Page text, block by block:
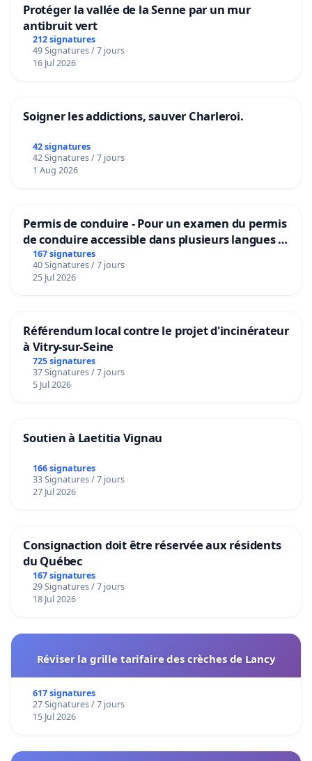
Protéger la vallée de la Senne par un mur
antibruit vert
212 signatures
49 Signatures / 7 jours
16 Jul 2026
Soigner les addictions, sauver Charleroi.
42 signatures
42 Signatures / 7 jours
1 Aug 2026
Permis de conduire - Pour un examen du permis
de conduire accessible dans plusieurs langues à
Bruxelles
167 signatures
40 Signatures / 7 jours
25 Jul 2026
Référendum local contre le projet d'incinérateur
à Vitry-sur-Seine
725 signatures
37 Signatures / 7 jours
5 Jul 2026
Soutien à Laetitia Vignau
166 signatures
33 Signatures / 7 jours
27 Jul 2026
Consignaction doit être réservée aux résidents
du Québec
167 signatures
29 Signatures / 7 jours
18 Jul 2026
Réviser la grille tarifaire des crèches de Lancy
617 signatures
27 Signatures / 7 jours
15 Jul 2026